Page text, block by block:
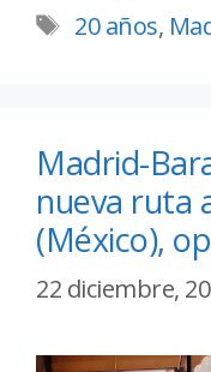
20 años,
Madrid-
nueva ruta
(México),
22 diciembre,